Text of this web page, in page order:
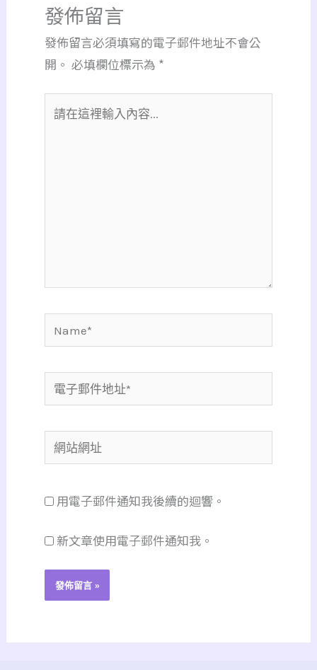
發佈留言
發佈留言必須填寫的電子郵件地址不會公
開。 必填欄位標示為 *
在
Name*
電
子
件
地
網
站
址 用電子郵件通知我後續的迴響。
新文章使用電子郵件通知我。